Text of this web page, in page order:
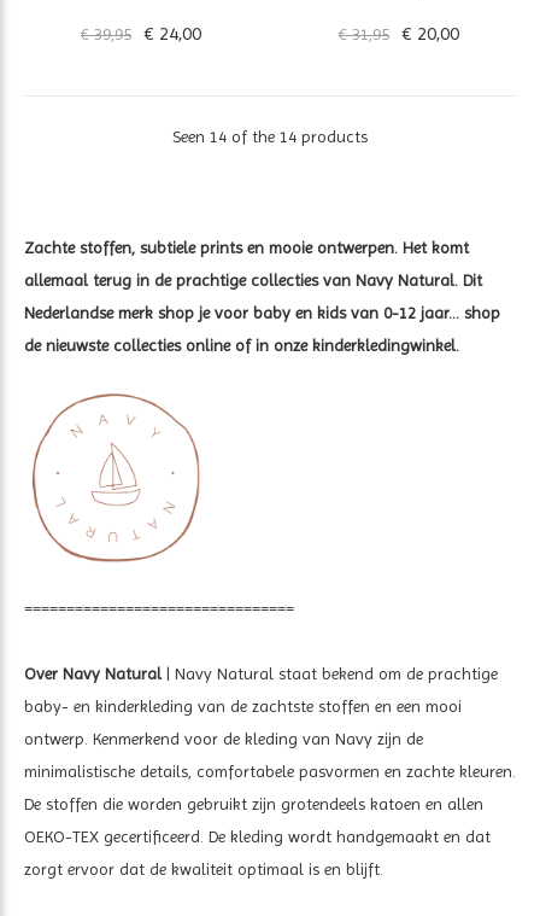
€ 39,95 € 24,00 € 31,95 € 20,00
Seen 14 of the 14 products
Zachte stoffen, subtiele prints en mooie ontwerpen. Het komt
allemaal terug in de prachtige collecties van Navy Natural. Dit
Nederlandse merk shop je voor baby en kids van 0-12 jaar... shop
de nieuwste collecties online of in onze kinderkledingwinkel.
================================
Over Navy Natural| Navy Natural staat bekend om de prachtige
baby- en kinderkleding van de zachtste stoffen en een mooi
ontwerp. Kenmerkend voor de kleding van Navy zijn de
minimalistische details, comfortabele pasvormen en zachte kleuren.
De stoffen die worden gebruikt zijn grotendeels katoen en allen
OEKO-TEX gecertificeerd. De kleding wordt handgemaakt en dat
zorgt ervoor dat de kwaliteit optimaal is en blijft.